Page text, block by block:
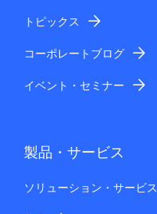
トピックス
コーポレートブログ
イベント・セミナー
製品・サービス
ソリューション・サービス